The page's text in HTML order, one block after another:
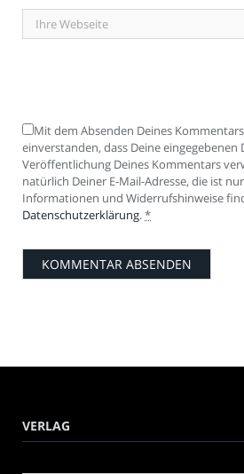
Mit dem Absenden Deines
einverstanden, dass Deine eingegebenen
Veröffentlichung Deines Kommentars
natürlich Deiner E-Mail-Adresse, die ist
Informationen und Widerrufshinweise
Datenschutzerklärung.*
VERLAG